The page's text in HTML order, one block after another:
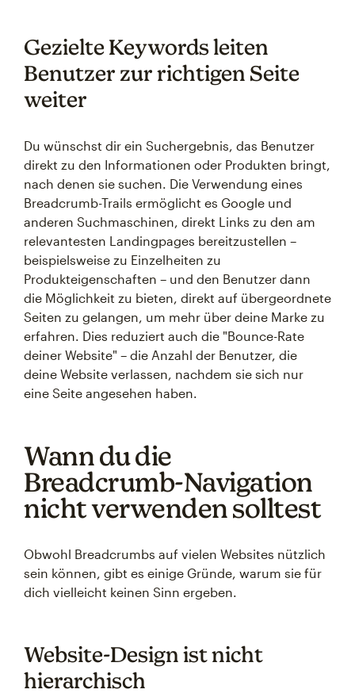
Gezielte Keywords leiten
Benutzer zur richtigen Seite
weiter
Du wünschst dir ein Suchergebnis, das Benutzer
direkt zu den Informationen oder Produkten bringt,
nach denen sie suchen. Die Verwendung eines
Breadcrumb-Trails ermöglicht es Google und
anderen Suchmaschinen, direkt Links zu den am
relevantesten Landingpages bereitzustellen –
beispielsweise zu Einzelheiten zu
Produkteigenschaften – und den Benutzer dann
die Möglichkeit zu bieten, direkt auf übergeordnete
Seiten zu gelangen, um mehr über deine Marke zu
erfahren. Dies reduziert auch die "Bounce-Rate
deiner Website" – die Anzahl der Benutzer, die
deine Website verlassen, nachdem sie sich nur
eine Seite angesehen haben.
Wann du die
Breadcrumb-Navigation
nicht verwenden solltest
Obwohl Breadcrumbs auf vielen Websites nützlich
sein können, gibt es einige Gründe, warum sie für
dich vielleicht keinen Sinn ergeben.
Website-Design ist nicht
hierarchisch